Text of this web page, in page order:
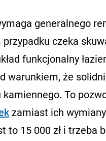
generalnego
czeka
funkcjonalny
warunkiem, że
To
zamiast ich
to 15 000 zł i trzeba